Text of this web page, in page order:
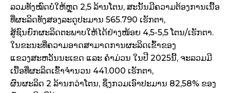
ລວມທັງໝົດບໍ່ໃຫ້ຫຼຸດ 2,5 ລ້ານໂຕນ, ສະນັ້ນມີຄວາມຕ້ອງການເນື້ອ
ທີ່ຜະລິດທັງສອງລະດູປະມານ 565.790 ເຮັກຕາ,
ສູ້ຊົນຍົກຜະລິດຕະພາບໃຫ້ໄດ້ຢ່າງໜ້ອຍ 4,5-5,5 ໂຕນ/ເຮັກຕາ.
ໃນຂະນະທີ່ຄວາມອາດສາມາດການຜະລິດເຂົ້າຂອງ
ແຂວງສະຫວັນນະເຂດ ແລະ ຄຳມ່ວນ ໃນປີ 2025ນີ້, ຈະລວມມີ
ເນື້ອທີ່ຜະລິດເຂົ້າຈຳນວນ 441.000 ເຮັກຕາ,
ຜົນຜະລິດ 2 ລ້ານກວ່າໂຕນ, ຊຶ່ງກວມເອົາປະມານ 82,58% ຂອງ